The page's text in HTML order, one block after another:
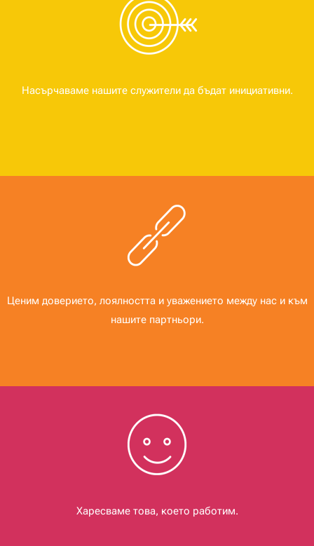
Насърчаваме нашите служители да бъдат инициативни.
Ценим доверието, лоялността и уважението между нас и към
нашите партньори.
Харесваме това, което работим.